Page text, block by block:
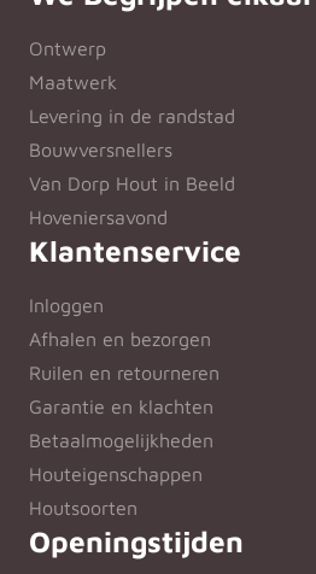
Ontwerp
Maatwerk
Levering in de randstad
Bouwversnellers
Van Dorp Hout in Beeld
Hoveniersavond
Klantenservice
Inloggen
Afhalen en bezorgen
Ruilen en retourneren
Garantie en klachten
Betaalmogelijkheden
Houteigenschappen
Houtsoorten
Openingstijden